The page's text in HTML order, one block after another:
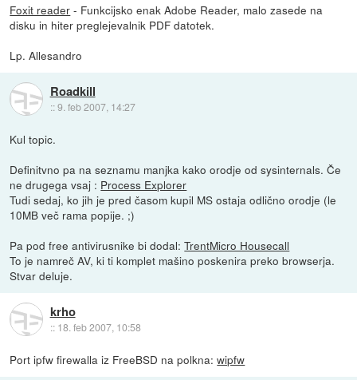
Foxit reader - Funkcijsko enak Adobe Reader, malo zasede na
disku in hiter preglejevalnik PDF datotek.
Lp. Allesandro
Roadkill
::9. feb 2007, 14:27
Kul topic.
Definitvno pa na seznamu manjka kako orodje od sysinternals. Če
ne drugega vsaj : Process Explorer
Tudi sedaj, ko jih je pred časom kupil MS ostaja odlično orodje (le
10MB več rama popije. ;)
Pa pod free antivirusnike bi dodal:TrentMicro Housecall
To je namreč AV, ki ti komplet mašino poskenira preko browserja.
Stvar deluje.
krho
:: 18. feb 2007, 10:58
Port ipfw firewalla iz FreeBSD na polkna:wipfw